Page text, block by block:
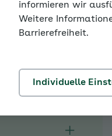
viele
informieren wir
Weitere
Barrierefreiheit.
Individuelle